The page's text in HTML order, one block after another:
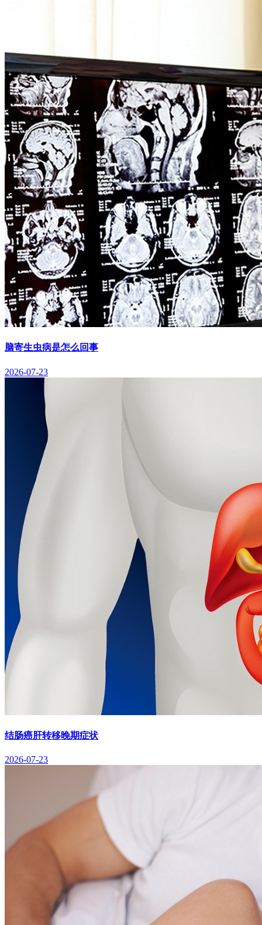
脑寄生虫病是怎么回事
2026-07-23
结肠癌肝转移晚期症状
2026-07-23